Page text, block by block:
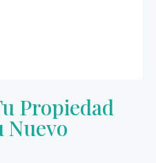
Propiedad
Nuevo